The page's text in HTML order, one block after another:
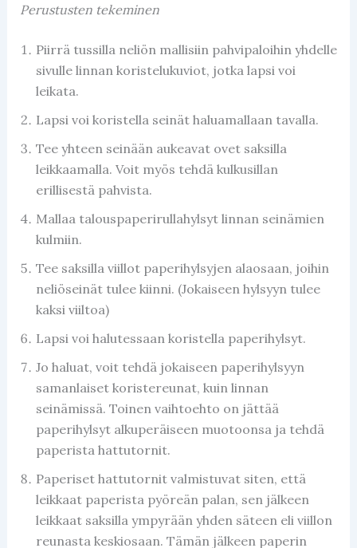
Perustusten tekeminen
Piirrä tussilla neliön mallisiin pahvipaloihin yhdelle
sivulle linnan koristelukuviot, jotka lapsi voi
leikata.
Lapsi voi koristella seinät haluamallaan tavalla.
Tee yhteen seinään aukeavat ovet saksilla
leikkaamalla. Voit myös tehdä kulkusillan
erillisestä pahvista.
Mallaa talouspaperirullahylsyt linnan seinämien
kulmiin.
Tee saksilla viillot paperihylsyjen alaosaan, joihin
neliöseinät tulee kiinni. (Jokaiseen hylsyyn tulee
kaksi viiltoa)
Lapsi voi halutessaan koristella paperihylsyt.
Jo haluat, voit tehdä jokaiseen paperihylsyyn
samanlaiset koristereunat, kuin linnan
seinämissä. Toinen vaihtoehto on jättää
paperihylsyt alkuperäiseen muotoonsa ja tehdä
paperista hattutornit.
Paperiset hattutornit valmistuvat siten, että
leikkaat paperista pyöreän palan, sen jälkeen
leikkaat saksilla ympyrään yhden säteen eli viillon
reunasta keskiosaan. Tämän jälkeen paperin